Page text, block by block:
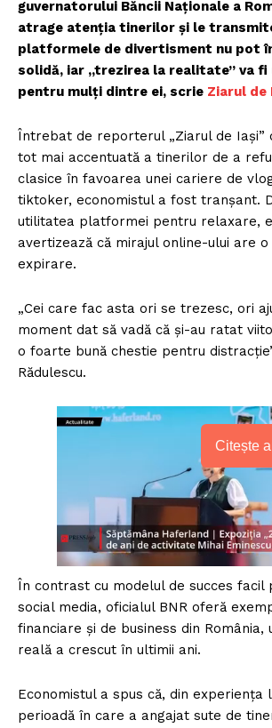
guvernatorului Băncii Naționale a
atrage atenția tinerilor și le
platformele de divertisment nu pot
solidă, iar „trezirea la realitate” va fi
pentru mulți dintre ei, scrie Ziarul de
Întrebat de reporterul „Ziarul de Iași”
tot mai accentuată a tinerilor de a
clasice în favoarea unei cariere de
tiktoker, economistul a fost tranșant.
utilitatea platformei pentru relaxare,
avertizează că mirajul online-ului are o
expirare.
„Cei care fac asta ori se trezesc, ori
moment dat să vadă că și-au ratat
o foarte bună chestie pentru
Rădulescu.
Citește
În contrast cu modelul de succes facil
social media, oficialul BNR oferă
financiare și de business din România,
reală a crescut în ultimii ani.
Economistul a spus că, din experiența
perioadă în care a angajat sute de